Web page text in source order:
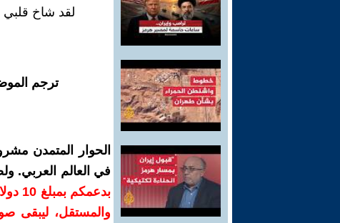
لقد شاخ قلبي
ترجم
الحوار المتمدن
في العالم العربي.
والمستقل، ليبقى